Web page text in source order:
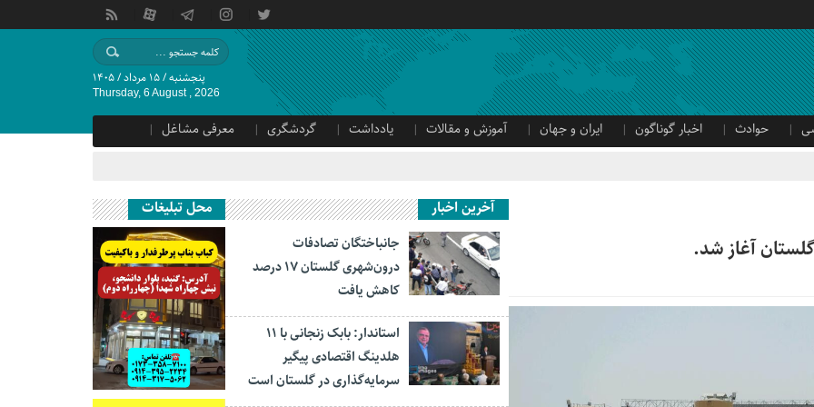
پنجشنبه / ۱۵ مرداد / ۱۴۰۵
Thursday, 6 August , 2026
حوادث اخبار گوناگون ایران و جهان آموزش و مقالات یادداشت گردشگری
معرفی مشاغل
آغاز شد.
آخرین اخبار
جانباختگان تصادفات
درون‌شهری گلستان ۱۷ درصد
کاهش یافت
استاندار: بابک زنجانی با ۱۱
هلدینگ اقتصادی پیگیر
سرمایه‌گذاری در گلستان است
محل تبلیغات